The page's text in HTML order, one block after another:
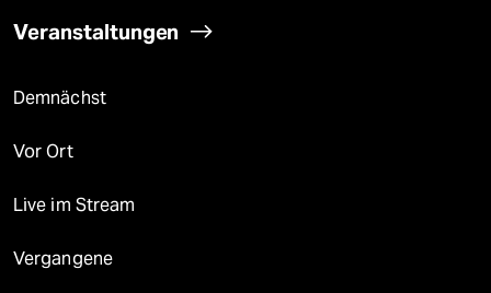
Veranstaltungen
Demnächst
Vor Ort
Live im Stream
Vergangene